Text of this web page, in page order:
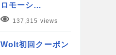
ロモーシ…
137,315 views
Wolt初回クーポン